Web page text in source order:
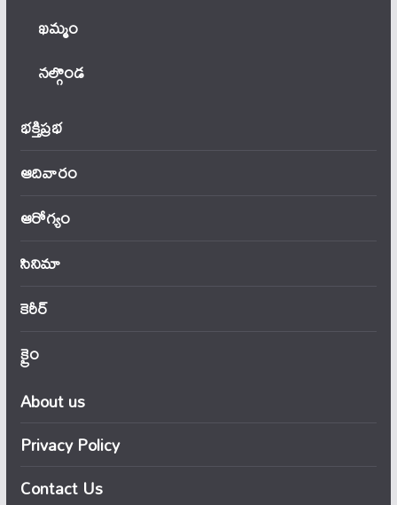
ఖ‌మ్మం
నల్గొండ
భక్తిప్రభ
ఆదివారం
ఆరోగ్యం
సినిమా
కెరీర్
క్రైం
About us
Privacy Policy
Contact Us